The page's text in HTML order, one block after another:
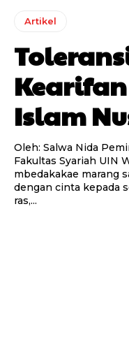
Artikel
Islam
Oleh: Salwa Nida Pemimpin Redaksi Jurnal Justisia
Fakultas Syariah UIN
mbedakakae marang
dengan cinta kepada
ras,...